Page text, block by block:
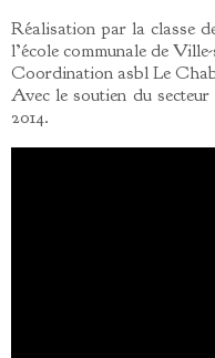
Réalisation par la classe
l’école communale de
Coordination asbl Le
Avec le soutien du
2014.